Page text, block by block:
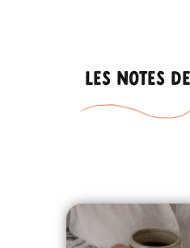
Les notes